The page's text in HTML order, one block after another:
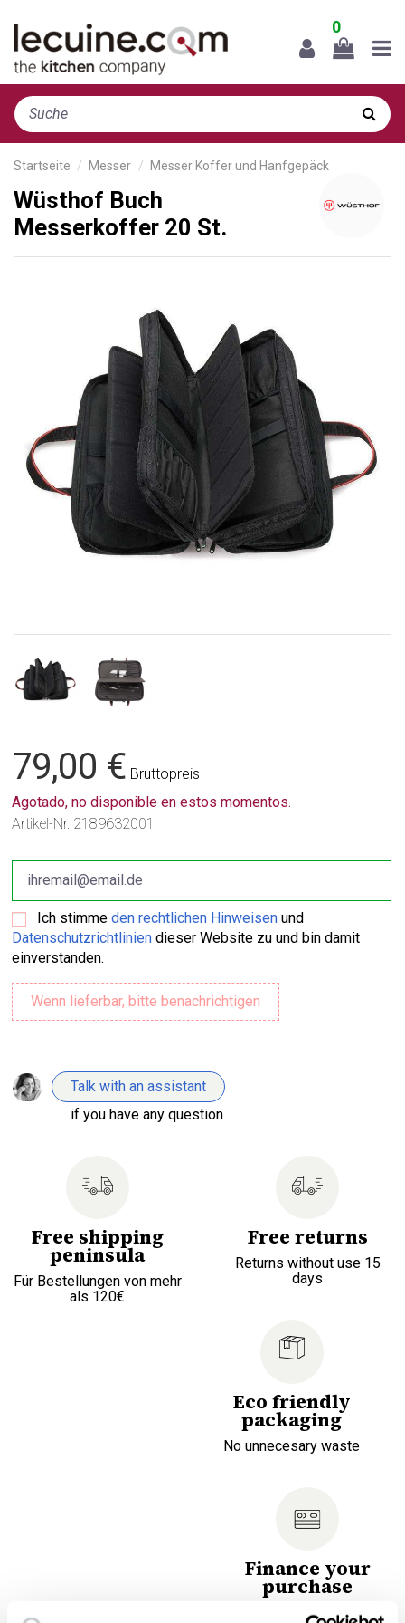
0
Startseite Messer Messer Koffer und Hanfgepäck
Wüsthof Buch
Messerkoffer 20 St.
79,00 € Bruttopreis
Agotado, no disponible en estos momentos.
Artikel-Nr. 2189632001
Ich stimmeden rechtlichen Hinweisen und
Datenschutzrichtlinien dieser Website zu und bin damit
einverstanden.
Talk with an assistant
if you have any question
Free shipping
peninsula
Für Bestellungen von mehr
als 120€
Free returns
Returns without use 15
days
Eco friendly
packaging
No unnecesary waste
Finance your
purchase
Choose the most